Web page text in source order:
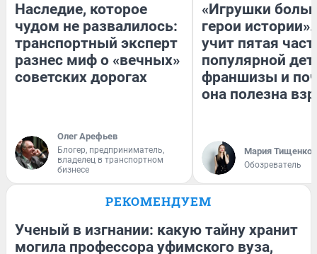
Наследие, которое
чудом не развалилось:
транспортный эксперт
разнес миф о «вечных»
советских дорогах
Олег Арефьев
Блогер, предприниматель,
владелец в транспортном
бизнесе
«Игрушки
герои
учит пятая
популярной
франшизы и
она полезна
Мария Тищенко
Обозреватель
РЕКОМЕНДУЕМ
Ученый в изгнании: какую тайну хранит
могила профессора уфимского вуза,